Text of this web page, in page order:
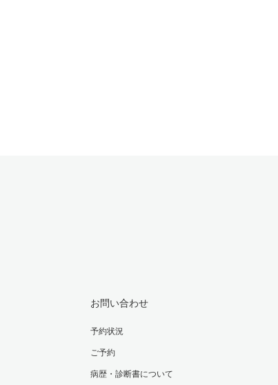
お問い合わせ
予約状況
ご予約
病歴・診断書について